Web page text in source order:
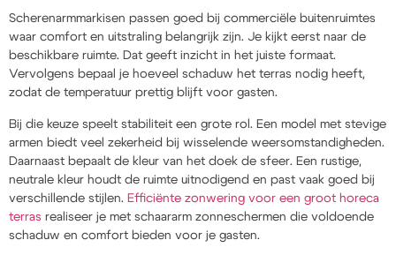
Scherenarmmarkisen passen goed bij commerciële buitenruimtes
waar comfort en uitstraling belangrijk zijn. Je kijkt eerst naar de
beschikbare ruimte. Dat geeft inzicht in het juiste formaat.
Vervolgens bepaal je hoeveel schaduw het terras nodig heeft,
zodat de temperatuur prettig blijft voor gasten.
Bij die keuze speelt stabiliteit een grote rol. Een model met stevige
armen biedt veel zekerheid bij wisselende weersomstandigheden.
Daarnaast bepaalt de kleur van het doek de sfeer. Een rustige,
neutrale kleur houdt de ruimte uitnodigend en past vaak goed bij
verschillende stijlen. Efficiënte zonwering voor een groot horeca
terras realiseer je met schaararm zonneschermen die voldoende
schaduw en comfort bieden voor je gasten.